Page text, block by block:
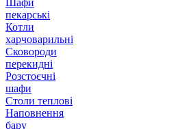
Шафи
пекарські
Котли
харчоварильні
Сковороди
перекидні
Розстоєчні
шафи
Столи теплові
Наповнення
бару